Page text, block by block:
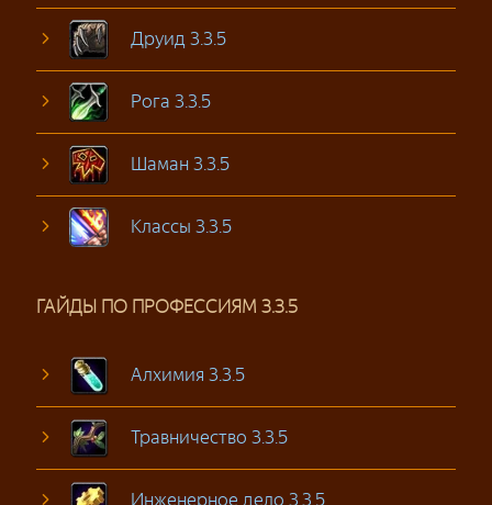
Друид 3.3.5
Рога 3.3.5
Шаман 3.3.5
Классы 3.3.5
ГАЙДЫ ПО ПРОФЕССИЯМ 3.3.5
Алхимия 3.3.5
Травничество 3.3.5
Инженерное дело 3.3.5